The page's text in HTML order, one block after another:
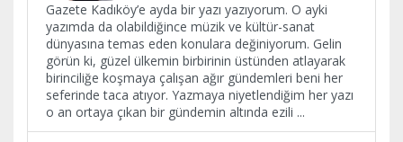
Gazete Kadıköy’e ayda bir yazı yazıyorum. O ayki
yazımda da olabildiğince müzik ve kültür-sanat
dünyasına temas eden konulara değiniyorum. Gelin
görün ki, güzel ülkemin birbirinin üstünden atlayarak
birinciliğe koşmaya çalışan ağır gündemleri beni her
seferinde taca atıyor. Yazmaya niyetlendiğim her yazı
o an ortaya çıkan bir gündemin altında ezili ...